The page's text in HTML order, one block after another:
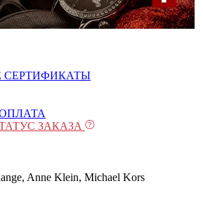
СЕРТИФИКАТЫ
ЗАКАЗА
Anne Klein, Michael Kors